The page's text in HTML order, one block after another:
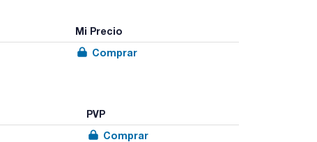
Mi Precio
Comprar
PVP
Comprar